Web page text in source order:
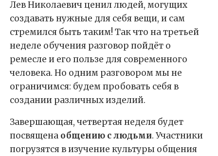
Лев Николаевич ценил людей, могущих
создавать нужные для себя вещи, и сам
стремился быть таким! Так что на третьей
неделе обучения разговор пойдёт о
ремесле и его пользе для современного
человека. Но одним разговором мы не
ограничимся: будем пробовать себя в
создании различных изделий.
Завершающая, четвертая неделя будет
посвящена общению с людьми. Участники
погрузятся в изучение культуры общения